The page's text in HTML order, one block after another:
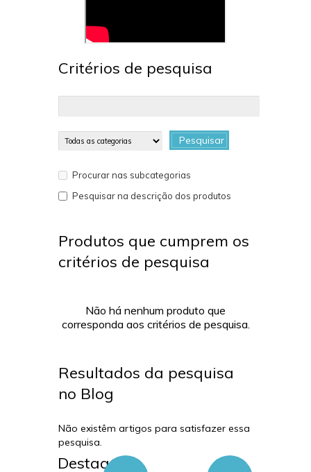
Critérios de pesquisa
Pesquisar
Procurar nas subcategorias
Pesquisar na descrição dos produtos
Produtos que cumprem os
critérios de pesquisa
Não há nenhum produto que
corresponda aos critérios de pesquisa.
Resultados da pesquisa
no Blog
Não existêm artigos para satisfazer essa
pesquisa.
Destaques